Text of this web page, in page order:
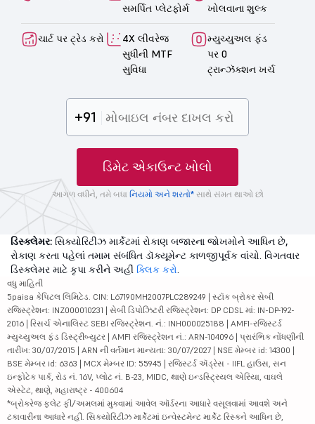
સમર્પિત પ્લેટફોર્મ
ખોલવાના શુલ્ક
ચાર્ટ પર ટ્રેડ કરો
4X લીવરેજ
સુધીની MTF
સુવિધા
મ્યુચ્યુઅલ ફંડ
પર 0
ટ્રાન્ઝૅક્શન ખર્ચ
+91
ડિમેટ એકાઉન્ટ ખોલો
આગળ વધીને, તમે બધા નિયમો અને શરતો*સાથે સંમત થાઓ છો
ડિસ્ક્લેમર: સિક્યોરિટીઝ માર્કેટમાં રોકાણ બજારના જોખમોને આધિન છે,
રોકાણ કરતા પહેલાં તમામ સંબંધિત ડૉક્યૂમેન્ટ કાળજીપૂર્વક વાંચો. વિગતવાર
ડિસ્ક્લેમર માટે કૃપા કરીને અહીં ક્લિક કરો.
વધુ માહિતી
5paisa કેપિટલ લિમિટેડ. CIN: L67190MH2007PLC289249 | સ્ટૉક બ્રોકર સેબી
રજિસ્ટ્રેશન: INZ000010231 | સેબી ડિપોઝિટરી રજિસ્ટ્રેશન: DP CDSL માં: IN-DP-192-
2016 | રિસર્ચ એનાલિસ્ટ SEBI રજિસ્ટ્રેશન. નં.: INH000025188 | AMFI-રજિસ્ટર્ડ
મ્યુચ્યુઅલ ફંડ ડિસ્ટ્રીબ્યુટર | AMFI રજિસ્ટ્રેશન નં.: ARN-104096 | પ્રારંભિક નોંધણીની
તારીખ: 30/07/2015 | ARN ની વર્તમાન માન્યતા: 30/07/2027 | NSE મેમ્બર id: 14300 |
BSE મેમ્બર id: 6363 | MCX મેમ્બર ID: 55945 | રજિસ્ટર્ડ ઍડ્રેસ - IIFL હાઉસ, સન
ઇન્ફોટેક પાર્ક, રોડ નં. 16V, પ્લોટ નં. B-23, MIDC, થાણે ઇન્ડસ્ટ્રિયલ એરિયા, વાઘલે
એસ્ટેટ, થાણે, મહારાષ્ટ્ર - 400604
*બ્રોકરેજ ફ્લેટ ફી/અમલમાં મુકવામાં આવેલ ઑર્ડરના આધારે વસૂલવામાં આવશે અને
ટકાવારીના આધારે નહીં. સિક્યોરિટીઝ માર્કેટમાં ઇન્વેસ્ટમેન્ટ માર્કેટ રિસ્કને આધિન છે,